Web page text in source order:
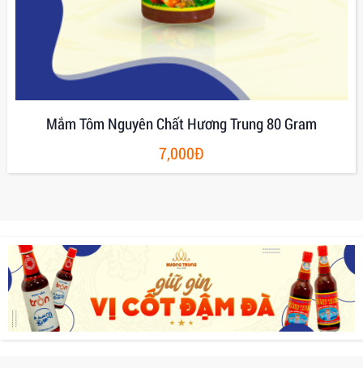
Mắm Tôm Nguyên Chất Hương Trung 80 Gram
7,000Đ